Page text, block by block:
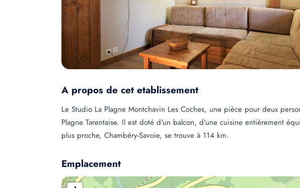
A propos de cet etablissement
Le Studio La Plagne Montchavin Les Coches, une pièce pour deux
Plagne Tarentaise. Il est doté d'un balcon, d'une cuisine entièrement
plus proche, Chambéry-Savoie, se trouve à 114 km.
Emplacement